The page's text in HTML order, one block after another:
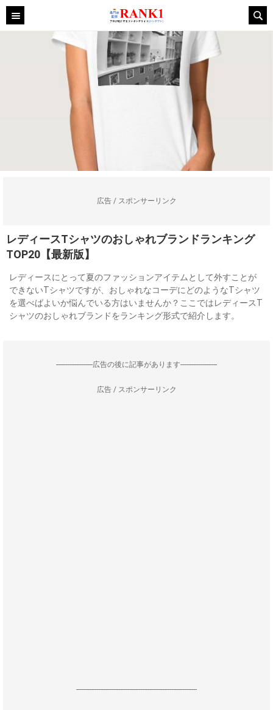
広告 / スポンサーリンク
レディースTシャツのおしゃれブランドランキング
TOP20【最新版】
レディースにとって夏のファッションアイテムとして外すことが
できないTシャツですが、おしゃれなコーデにどのようなTシャツ
を選べばよいか悩んでいる方はいませんか？ここではレディースT
シャツのおしゃれブランドをランキング形式で紹介します。
--------------------広告の後に記事があります--------------------
広告 / スポンサーリンク
------------------------------------------------------------------